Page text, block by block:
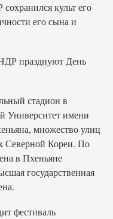
культ его
его сына и
празднуют День
стадион в
Университет имени
множество улиц
Северной Кореи. По
в Пхеньяне
государственная
фестиваль